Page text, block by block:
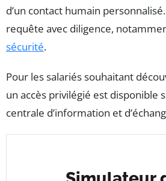
d’un contact humain
requête avec diligence,
sécurité.
Pour les salariés souhaitant
un accès privilégié est disponible
centrale d’information et